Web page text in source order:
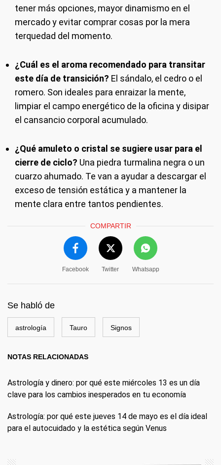
tener más opciones, mayor dinamismo en el
mercado y evitar comprar cosas por la mera
terquedad del momento.
¿Cuál es el aroma recomendado para transitar
este día de transición? El sándalo, el cedro o el
romero. Son ideales para enraizar la mente,
limpiar el campo energético de la oficina y disipar
el cansancio corporal acumulado.
¿Qué amuleto o cristal se sugiere usar para el
cierre de ciclo? Una piedra turmalina negra o un
cuarzo ahumado. Te van a ayudar a descargar el
exceso de tensión estática y a mantener la
mente clara entre tantos pendientes.
COMPARTIR
Facebook Twitter Whatsapp
Se habló de
astrología Tauro Signos
NOTAS RELACIONADAS
Astrología y dinero: por qué este miércoles 13 es un día
clave para los cambios inesperados en tu economía
Astrología: por qué este jueves 14 de mayo es el día ideal
para el autocuidado y la estética según Venus